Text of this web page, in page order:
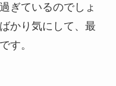
ぎているのでしょ
かり気にして、最
す。